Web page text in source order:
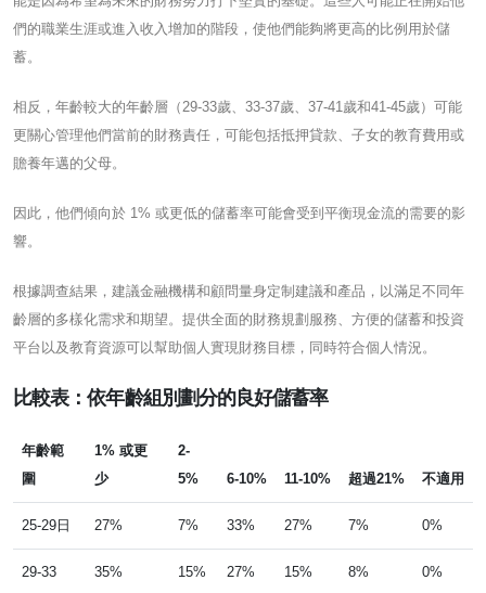
們的職業生涯或進入收入增加的階段，使他們能夠將更高的比例用於儲
蓄。
相反，年齡較大的年齡層（29-33歲、33-37歲、37-41歲和41-45歲）可能
更關心管理他們當前的財務責任，可能包括抵押貸款、子女的教育費用或
贍養年邁的父母。
因此，他們傾向於 1% 或更低的儲蓄率可能會受到平衡現金流的需要的影
響。
根據調查結果，建議金融機構和顧問量身定制建議和產品，以滿足不同年
齡層的多樣化需求和期望。提供全面的財務規劃服務、方便的儲蓄和投資
平台以及教育資源可以幫助個人實現財務目標，同時符合個人情況。
比較表：依年齡組別劃分的良好儲蓄率
年齡範
圍
1% 或更
少
2-
5%
6-10% 11-10% 超過21% 不適用
25-29日 27% 7% 33% 27% 7% 0%
29-33 35% 15% 27% 15% 8% 0%